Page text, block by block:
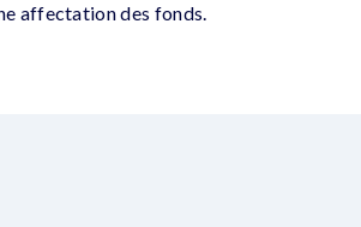
affectation des fonds.